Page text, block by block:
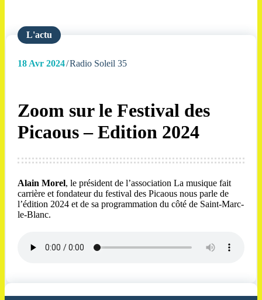
L'actu
18Avr 2024 Radio Soleil 35
Zoom sur le Festival des
Picaous – Edition 2024
Alain Morel, le président de l’association La musique fait
carrière et fondateur du festival des Picaous nous parle de
l’édition 2024 et de sa programmation du côté de Saint-Marc-
le-Blanc.